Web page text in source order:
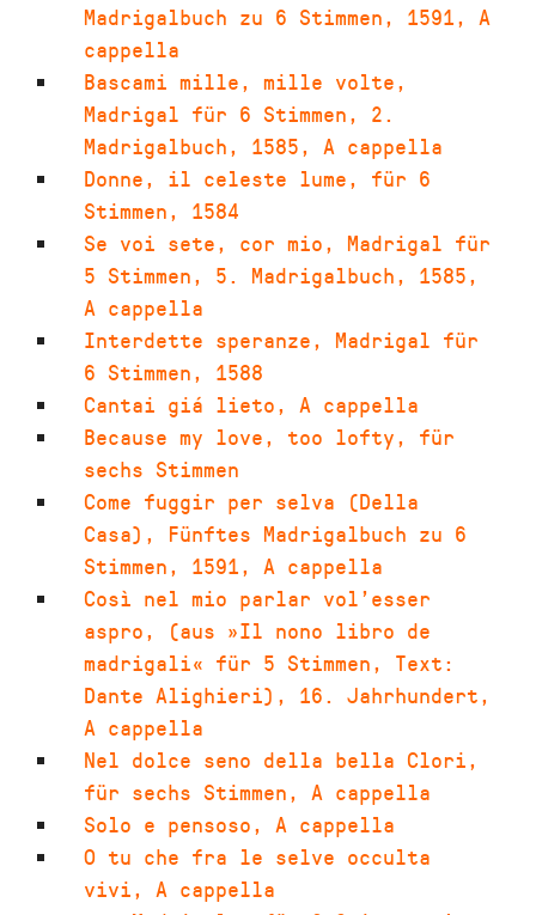
Madrigalbuch zu 6 Stimmen, 1591, A
cappella
Bascami mille, mille volte,
Madrigal für 6 Stimmen, 2.
Madrigalbuch, 1585, A cappella
Donne, il celeste lume, für 6
Stimmen, 1584
Se voi sete, cor mio, Madrigal für
5 Stimmen, 5. Madrigalbuch, 1585,
A cappella
Interdette speranze, Madrigal für
6 Stimmen, 1588
Cantai giá lieto, A cappella
Because my love, too lofty, für
sechs Stimmen
Come fuggir per selva (Della
Casa) , Fünftes Madrigalbuch zu 6
Stimmen, 1591, A cappella
Così nel mio parlar vol’esser
aspro,
(aus »Il nono libro de
madrigali« für 5 Stimmen, Text:
Dante Alighieri) , 16. Jahrhundert,
A cappella
Nel dolce seno della bella Clori,
für sechs Stimmen, A cappella
Solo e pensoso, A cappella
O tu che fra le selve occulta
vivi, A cappella